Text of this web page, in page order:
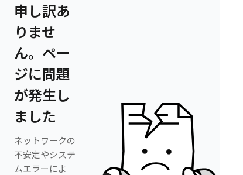
申し訳あ
りませ
ん。ペー
ジに問題
が発生し
ました
ネットワークの
不安定やシステ
ムエラーによ